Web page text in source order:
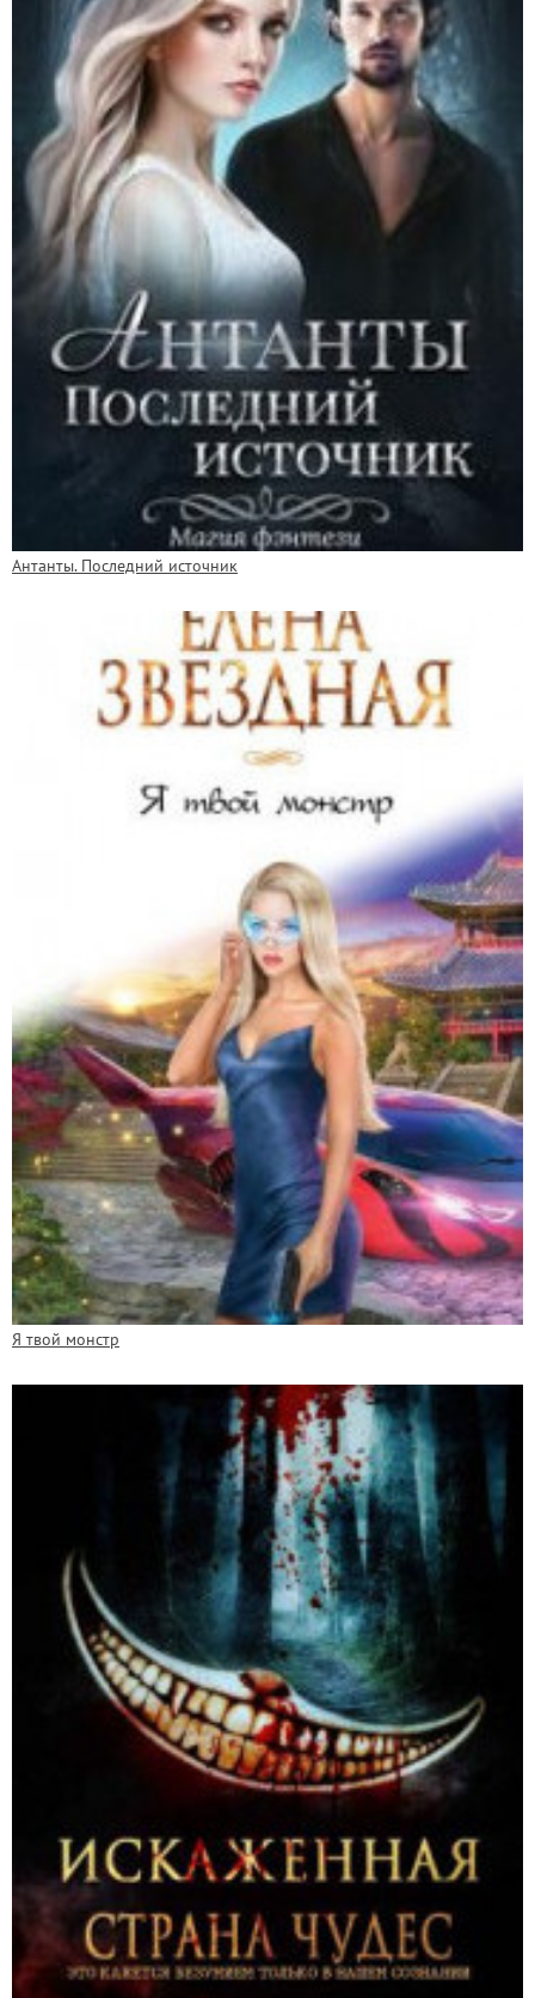
Антанты. Последний источник
Я твой монстр